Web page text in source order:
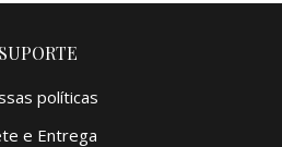
SUPORTE
políticas
e Entrega